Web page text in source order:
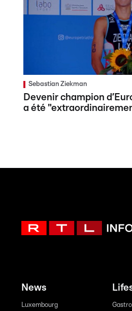
Sebastian Ziekman
Devenir champion
a été
News
Luxembourg